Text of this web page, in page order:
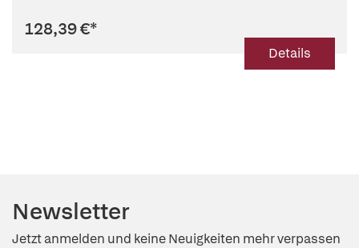
128,39 €*
Details
Newsletter
Jetzt anmelden und keine Neuigkeiten mehr verpassen